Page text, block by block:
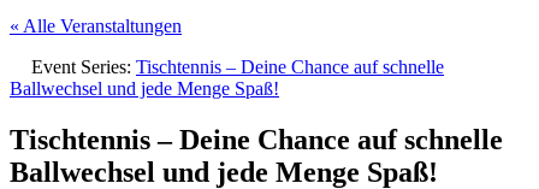
« Alle Veranstaltungen
Event Series: Tischtennis – Deine Chance auf schnelle
Ballwechsel und jede Menge Spaß!
Tischtennis – Deine Chance auf schnelle
Ballwechsel und jede Menge Spaß!